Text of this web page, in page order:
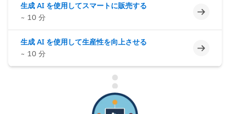
生成 AI を使用してスマートに販売する
~ 10 分
未完了
生成 AI を使用して生産性を向上させる
~ 10 分
未完了